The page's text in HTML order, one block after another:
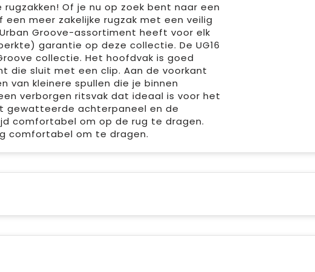
Of je nu op zoek bent naar een
meer zakelijke rugzak met een veilig
Groove-assortiment heeft voor elk
garantie op deze collectie. De UG16
collectie. Het hoofdvak is goed
die sluit met een clip. Aan de voorkant
van kleinere spullen die je binnen
verborgen ritsvak dat ideaal is voor het
gewatteerde achterpaneel en de
comfortabel om op de rug te dragen.
comfortabel om te dragen.